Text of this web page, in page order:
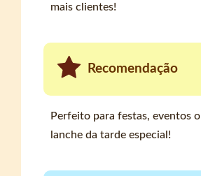
mais clientes!
Recomendação
Perfeito para festas, eventos
lanche da tarde especial!